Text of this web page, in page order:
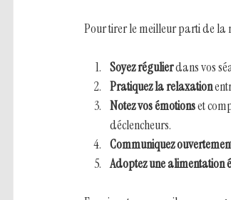
Pour tirer le meilleur parti de la
Soyez régulier dans vos
Pratiquez la relaxation
Notez vos émotions et
déclencheurs.
Communiquez
Adoptez une alimentation